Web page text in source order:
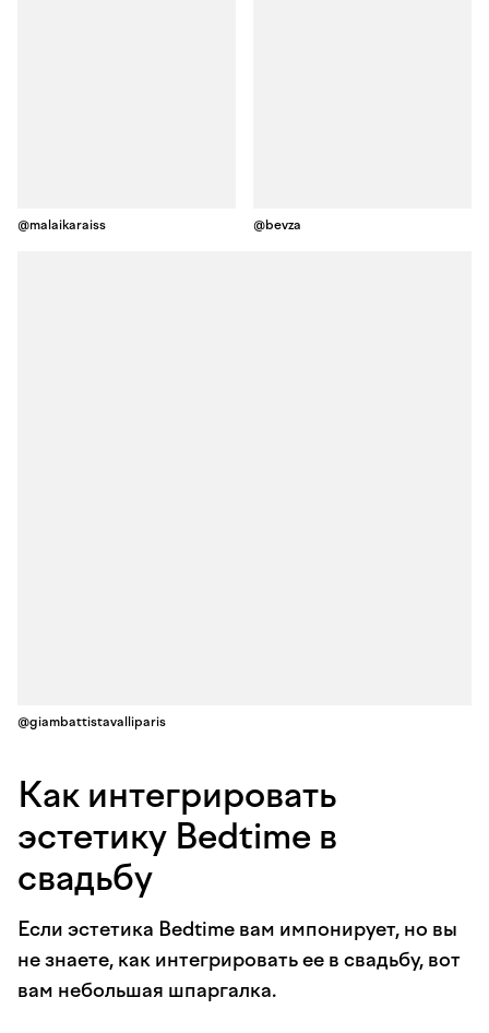
@malaikaraiss @bevza
@giambattistavalliparis
Как интегрировать
эстетику Bedtime в
свадьбу
Если эстетика Bedtime вам импонирует, но вы
не знаете, как интегрировать ее в свадьбу, вот
вам небольшая шпаргалка.